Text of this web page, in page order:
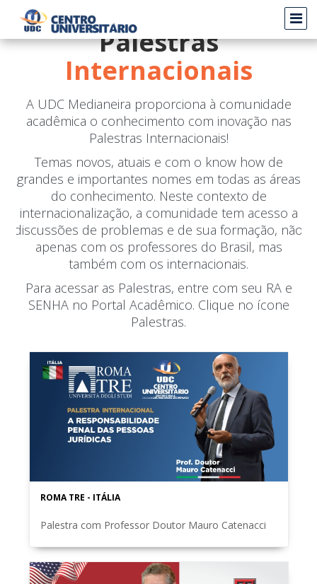
Palestras
Internacionais
A UDC Medianeira proporciona à comunidade
acadêmica o conhecimento com inovação nas
Palestras Internacionais!
Temas novos, atuais e com o know how de
grandes e importantes nomes em todas as áreas
do conhecimento. Neste contexto de
internacionalização, a comunidade tem acesso a
discussões de problemas e de sua formação, não
apenas com os professores do Brasil, mas
também com os internacionais.
Para acessar as Palestras, entre com seu RA e
SENHA no Portal Acadêmico. Clique no ícone
Palestras.
ROMA TRE - ITÁLIA
Palestra com Professor Doutor Mauro Catenacci